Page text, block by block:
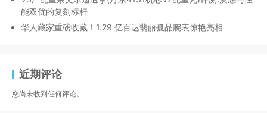
能双优的复刻标杆
华人藏家重磅收藏！1.29 亿百达翡丽孤品腕表惊艳亮相
近期评论
您尚未收到任何评论。